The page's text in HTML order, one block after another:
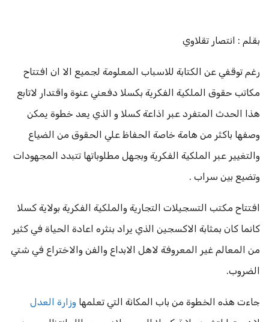
بقلم : انتصار تقلاوي
رغم توقفي عن الكتابة للاسباب المعلومة لجميع الا ان افتتاح
مكاتب حقوق الملكية الفكرية بكسلا دفعني عنوة واقتدار لاتابع
هذا الحدث المتفرد عبر اذاعة كسلا و الذي يعد خطوة يمكن
وصفها باكثر من هامة خاصة الحفاظ علي الحقوق من الضياع
والتغيير عبر الملكية الفكرية وبجهل مطلوباتها تتبدد المجهودات
وتضيع بين سراب .
افتتاح مكتب التسجيلات التجارية والملكية الفكرية بولاية كسلا
كانما كان بمثابة الاكسجين الذي يراد بنثره اعادة الحياة في كثير
من المعالم غير المعروفة لاهل الابداع والفن والاختراع في شتي
الضروب.
جاءت هذه الخطوة من باب المكانة التي تعلمها وزارة العدل